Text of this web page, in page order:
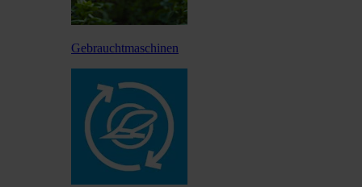
Gebrauchtmaschinen